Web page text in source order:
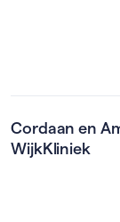
Cordaan en
WijkKliniek